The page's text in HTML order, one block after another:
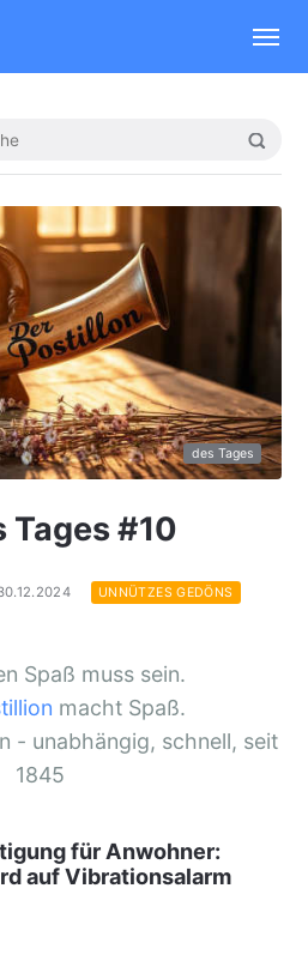
des Tages
Tages #10
UNNÜTZES GEDÖNS
Spaß muss sein.
macht Spaß.
- unabhängig, schnell, seit
1845
für Anwohner:
auf Vibrationsalarm